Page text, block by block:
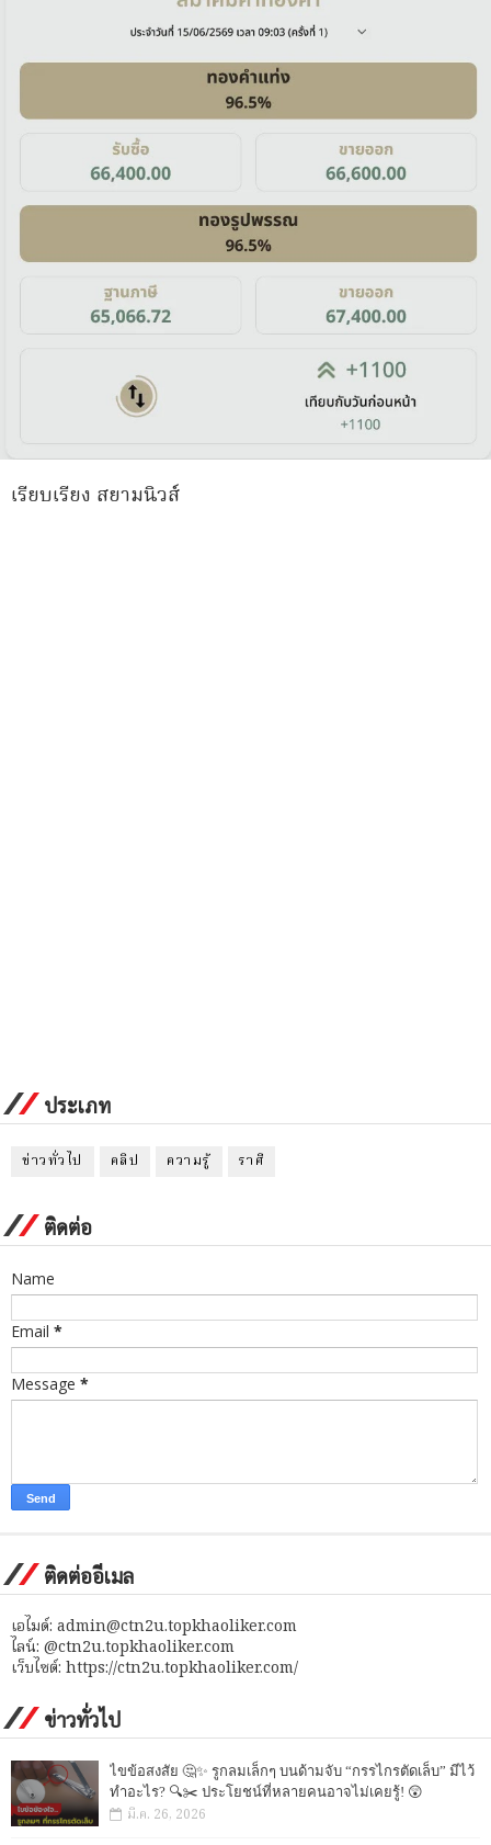
เรียบเรียง สยามนิวส์
ประเภท
ข่าวทั่วไป คลิป ความรู้ ราศี
ติดต่อ
Name
Email *
Message *
ติดต่ออีเมล
เอไมด์: admin@ctn2u.topkhaoliker.com
ไลน์: @ctn2u.topkhaoliker.com
เว็บไซต์: https://ctn2u.topkhaoliker.com/
ข่าวทั่วไป
ไขข้อสงสัย 🤔✨ รูกลมเล็กๆ บนด้ามจับ “กรรไกรตัดเล็บ” มีไว้
ทำอะไร? 🔍✂️ ประโยชน์ที่หลายคนอาจไม่เคยรู้! 😲
มี.ค. 26, 2026